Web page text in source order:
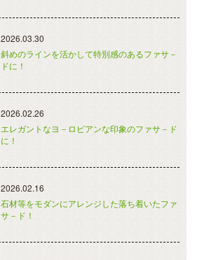
2026.03.30
斜めのラインを活かして特別感のあるファサ－
ドに！
2026.02.26
エレガントなヨ－ロピアンな印象のファサ－ド
に！
2026.02.16
石材等をモダンにアレンジした落ち着いたファ
サ－ド！